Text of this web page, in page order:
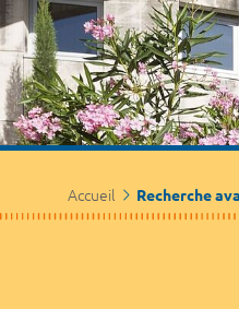
Accueil Recherche